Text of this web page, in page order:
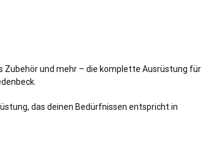
Zubehör und mehr – die komplette Ausrüstung für
das deinen Bedürfnissen entspricht in